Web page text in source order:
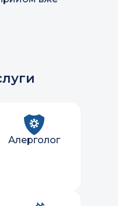
Алерголог